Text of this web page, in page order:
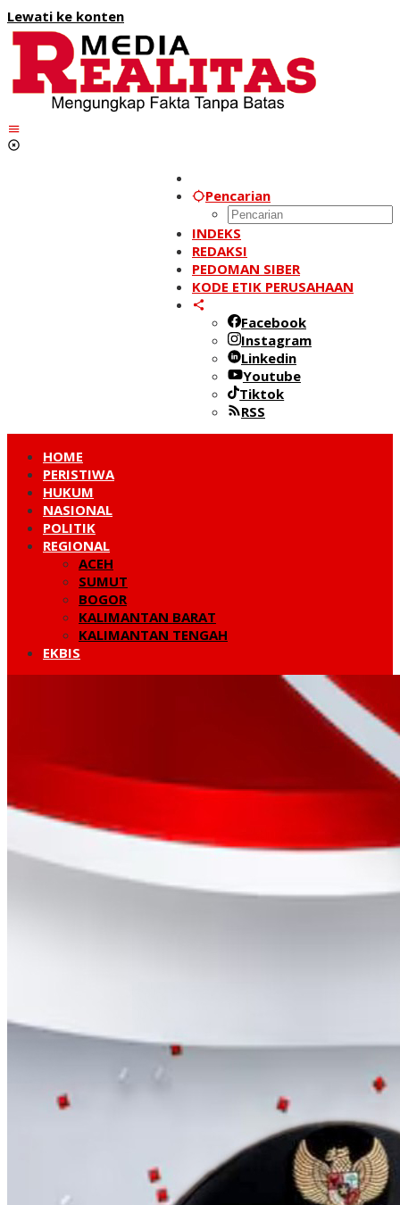
Lewati ke konten
Pencarian
INDEKS
REDAKSI
PEDOMAN SIBER
KODE ETIK PERUSAHAAN
Facebook
Instagram
Linkedin
Youtube
Tiktok
RSS
HOME
PERISTIWA
HUKUM
NASIONAL
POLITIK
REGIONAL
ACEH
SUMUT
BOGOR
KALIMANTAN BARAT
KALIMANTAN TENGAH
EKBIS